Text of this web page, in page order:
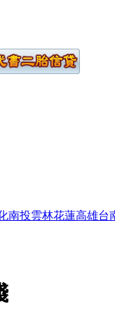
南投雲林花蓮高雄台